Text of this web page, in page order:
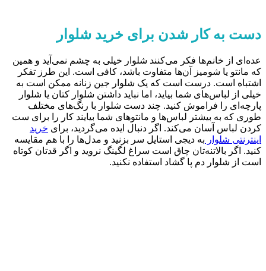
دست به کار شدن برای خرید شلوار
عده‌ای از خانم‌ها فکر می‌کنند شلوار خیلی به چشم نمی‌آید و همین
که مانتو یا شومیز آن‌ها متفاوت باشد، کافی است. این طرز تفکر
اشتباه است. درست است که یک شلوار جین زنانه ممکن است به
خیلی از لباس‌های شما بیاید، اما نباید داشتن شلوار کتان یا شلوار
پارچه‌ای را فراموش کنید. چند دست شلوار با رنگ‌های مختلف
طوری که به بیشتر لباس‌ها و مانتوهای شما بیایند کار را برای ست
کردن لباس آسان می‌کند. اگر دنبال ایده می‌گردید، برای خرید
اینترنتی شلوار به دیجی استایل سر بزنید و مدل‌ها را با هم مقایسه
کنید. اگر بالاتنه‌تان چاق است سراغ لگینگ نروید و اگر قدتان کوتاه
است از شلوار دم پا گشاد استفاده نکنید.